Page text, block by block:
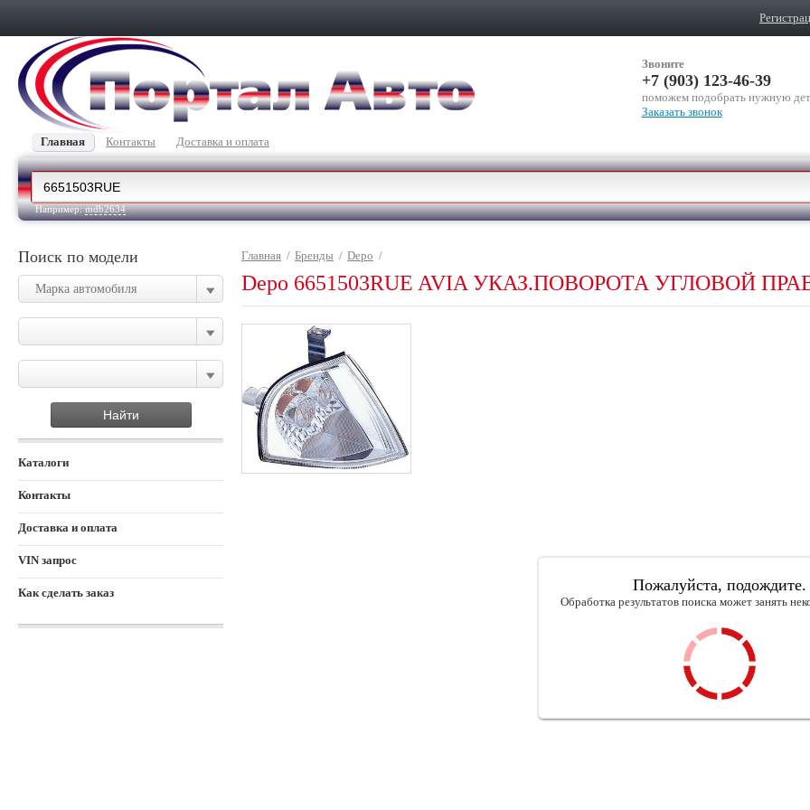
Звоните
+7 (903) 123-46-39
поможем подобрать нужную
Заказать звонок
Главная Контакты Доставка и оплата
Например:mdb2634
Поиск по модели
Марка автомобиля
Каталоги
Контакты
Доставка и оплата
VIN запрос
Как сделать заказ
Главная / Бренды / Depo /
Depo 6651503RUE AVIA УКАЗ.ПОВОРОТА УГЛОВОЙ
Пожалуйста, подождите.
Обработка результатов поиска может занять